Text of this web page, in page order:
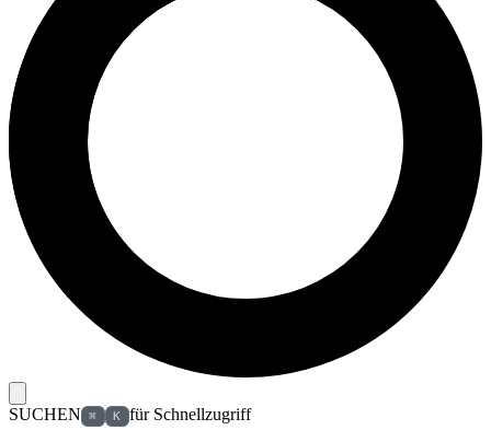
Schiedsrichter
Football Lexikon
SUCHEN ⌘ K für Schnellzugriff